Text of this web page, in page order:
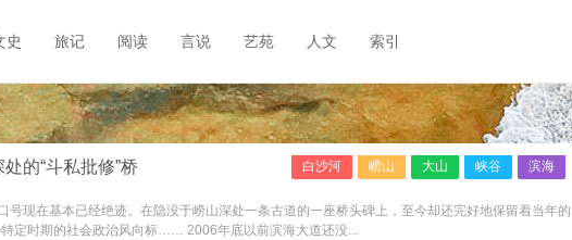
史 旅记 阅读 言说 艺苑 人文 索引
白沙河 崂山 大山 峡谷 滨海
的“斗私批修”桥
号现在基本已经绝迹。在隐没于崂山深处一条古道的一座桥头碑上，至今却还完好地保留着当年的
定时期的社会政治风向标…… 2006年底以前滨海大道还没...